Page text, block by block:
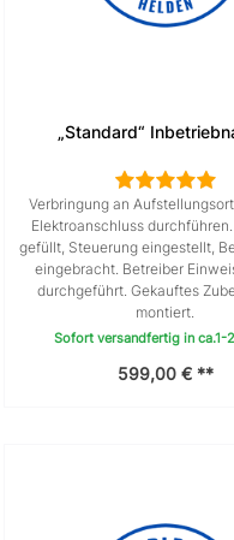
„Standard“
Verbringung an Aufstellungsort
Elektroanschluss
gefüllt, Steuerung eingestellt,
eingebracht. Betreiber
durchgeführt. Gekauftes
montiert.
Sofort versandfertig in ca.1-
599,00 € **